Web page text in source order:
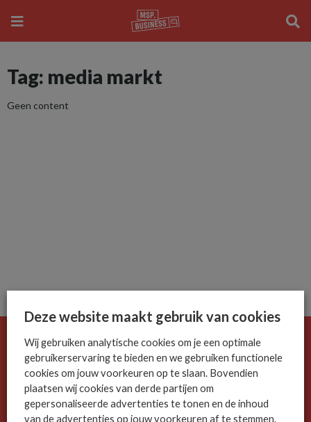
Tag: media markt
Geen content
De ICT-wereld is snel. Mis niets.
Meld je nu aan voor de MSP Business nieuwsbrief.
AANMELDEN
Deze website maakt gebruik van cookies
Wij gebruiken analytische cookies om je een optimale
gebruikerservaring te bieden en we gebruiken functionele
cookies om jouw voorkeuren op te slaan. Bovendien
plaatsen wij cookies van derde partijen om
gepersonaliseerde advertenties te tonen en de inhoud
van de advertenties op jouw voorkeuren af te stemmen.